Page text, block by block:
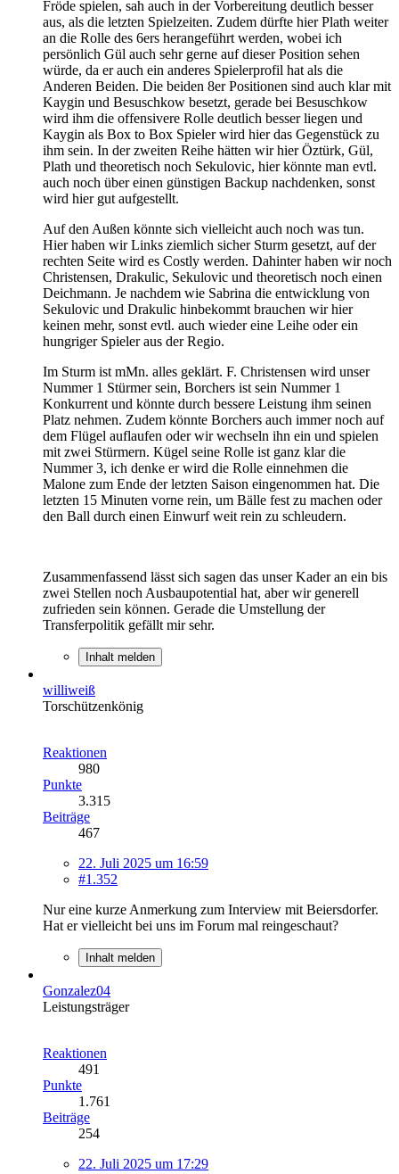
Fröde spielen, sah auch in der Vorbereitung deutlich besser
aus, als die letzten Spielzeiten. Zudem dürfte hier Plath weiter
an die Rolle des 6ers herangeführt werden, wobei ich
persönlich Gül auch sehr gerne auf dieser Position sehen
würde, da er auch ein anderes Spielerprofil hat als die
Anderen Beiden. Die beiden 8er Positionen sind auch klar mit
Kaygin und Besuschkow besetzt, gerade bei Besuschkow
wird ihm die offensivere Rolle deutlich besser liegen und
Kaygin als Box to Box Spieler wird hier das Gegenstück zu
ihm sein. In der zweiten Reihe hätten wir hier Öztürk, Gül,
Plath und theoretisch noch Sekulovic, hier könnte man evtl.
auch noch über einen günstigen Backup nachdenken, sonst
wird hier gut aufgestellt.
Auf den Außen könnte sich vielleicht auch noch was tun.
Hier haben wir Links ziemlich sicher Sturm gesetzt, auf der
rechten Seite wird es Costly werden. Dahinter haben wir noch
Christensen, Drakulic, Sekulovic und theoretisch noch einen
Deichmann. Je nachdem wie Sabrina die entwicklung von
Sekulovic und Drakulic hinbekommt brauchen wir hier
keinen mehr, sonst evtl. auch wieder eine Leihe oder ein
hungriger Spieler aus der Regio.
Im Sturm ist mMn. alles geklärt. F. Christensen wird unser
Nummer 1 Stürmer sein, Borchers ist sein Nummer 1
Konkurrent und könnte durch bessere Leistung ihm seinen
Platz nehmen. Zudem könnte Borchers auch immer noch auf
dem Flügel auflaufen oder wir wechseln ihn ein und spielen
mit zwei Stürmern. Kügel seine Rolle ist ganz klar die
Nummer 3, ich denke er wird die Rolle einnehmen die
Malone zum Ende der letzten Saison eingenommen hat. Die
letzten 15 Minuten vorne rein, um Bälle fest zu machen oder
den Ball durch einen Einwurf weit rein zu schleudern.
Zusammenfassend lässt sich sagen das unser Kader an ein bis
zwei Stellen noch Ausbaupotential hat, aber wir generell
zufrieden sein können. Gerade die Umstellung der
Transferpolitik gefällt mir sehr.
Inhalt melden
williweiß
Torschützenkönig
Reaktionen
980
Punkte
3.315
Beiträge
467
22. Juli 2025 um 16:59
#1.352
Nur eine kurze Anmerkung zum Interview mit Beiersdorfer.
Hat er vielleicht bei uns im Forum mal reingeschaut?
Inhalt melden
Gonzalez04
Leistungsträger
Reaktionen
491
Punkte
1.761
Beiträge
254
22. Juli 2025 um 17:29